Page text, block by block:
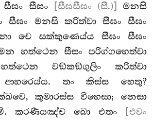
සීඝං සීඝං
[සීඝසීඝං (සී.)]
මනසි
සීඝං මනසි කරිත්වා සීඝං සීඝං
චෙ සක්කුණෙය්ය සීඝං සීඝං
හත්ථෙන සීසං පරිග්ගහෙත්වා
වඞ්කඞ්ගුලිං කරිත්වා
තං කිස්ස හෙතු?
කුමාරස්ස විහෙසා; නෙසා
කරණීයඤ්ච ඛො එතං
[එවං